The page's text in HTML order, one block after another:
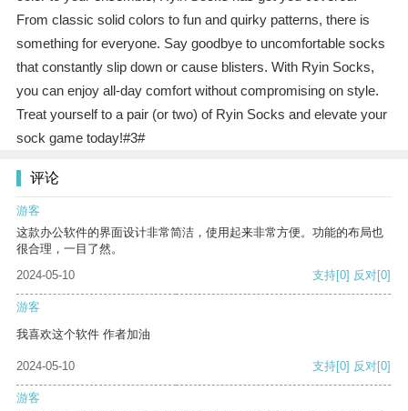
From classic solid colors to fun and quirky patterns, there is
something for everyone. Say goodbye to uncomfortable socks
that constantly slip down or cause blisters. With Ryin Socks,
you can enjoy all-day comfort without compromising on style.
Treat yourself to a pair (or two) of Ryin Socks and elevate your
sock game today!#3#
评论
游客
这款办公软件的界面设计非常简洁，使用起来非常方便。功能的布局也
很合理，一目了然。
2024-05-10
支持[0] 反对[0]
游客
我喜欢这个软件 作者加油
2024-05-10 支持[0] 反对[0]
游客